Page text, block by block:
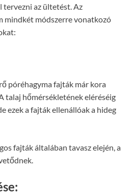
tervezni az ültetést. Az
mindkét módszerre vonatkozó
póréhagyma fajták már kora
talaj hőmérsékletének eléréséig
ezek a fajták ellenállóak a hideg
fajták általában tavasz elején, a